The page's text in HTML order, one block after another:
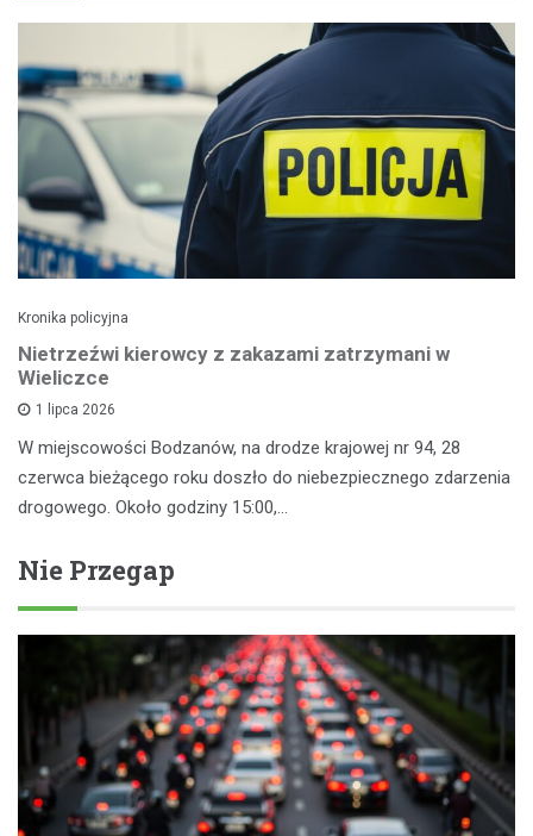
Kronika policyjna
Nietrzeźwi kierowcy z zakazami zatrzymani w
Wieliczce
1 lipca 2026
W miejscowości Bodzanów, na drodze krajowej nr 94, 28
czerwca bieżącego roku doszło do niebezpiecznego zdarzenia
drogowego. Około godziny 15:00,…
Nie Przegap